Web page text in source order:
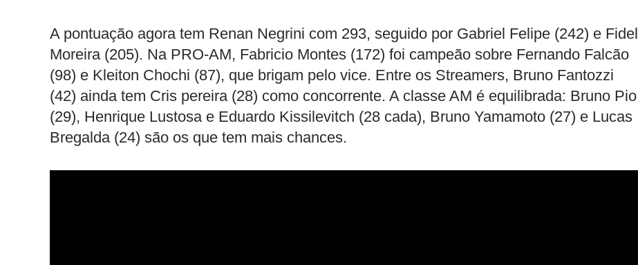
A pontuação agora tem Renan Negrini com 293, seguido por Gabriel Felipe (242) e Fidel
Moreira (205). Na PRO-AM, Fabricio Montes (172) foi campeão sobre Fernando Falcão
(98) e Kleiton Chochi (87), que brigam pelo vice. Entre os Streamers, Bruno Fantozzi
(42) ainda tem Cris pereira (28) como concorrente. A classe AM é equilibrada: Bruno Pio
(29), Henrique Lustosa e Eduardo Kissilevitch (28 cada), Bruno Yamamoto (27) e Lucas
Bregalda (24) são os que tem mais chances.